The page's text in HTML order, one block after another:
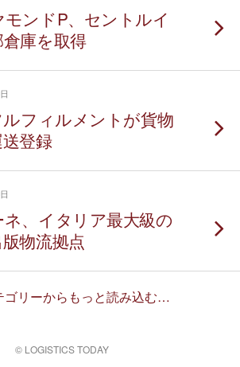
モンドP、セントルイ
庫を取得
フィルメントが貨物
登録
ネ、イタリア最大級の
物流拠点
ゴリーからもっと読み込む…
© LOGISTICS TODAY